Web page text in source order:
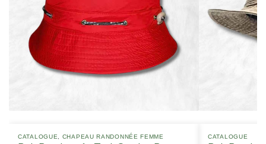
CATALOGUE CHAPEAU RANDONNÉE FEMME CATALOGUE